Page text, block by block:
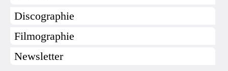
Discographie
Filmographie
Newsletter